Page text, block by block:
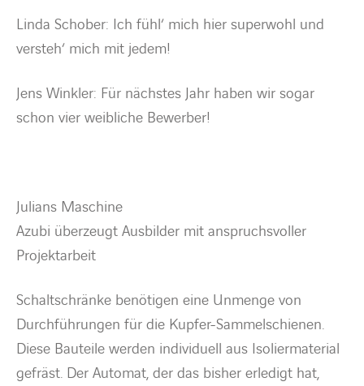
Linda Schober: Ich fühl‘ mich hier superwohl und
versteh‘ mich mit jedem!
Jens Winkler: Für nächstes Jahr haben wir sogar
schon vier weibliche Bewerber!
Julians Maschine
Azubi überzeugt Ausbilder mit anspruchsvoller
Projektarbeit
Schaltschränke benötigen eine Unmenge von
Durchführungen für die Kupfer-Sammelschienen.
Diese Bauteile werden individuell aus Isoliermaterial
gefräst. Der Automat, der das bisher erledigt hat,